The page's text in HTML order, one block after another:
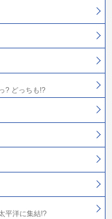
? どっちも!?
平洋に集結!?